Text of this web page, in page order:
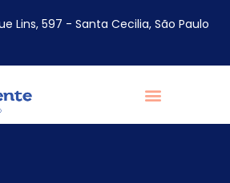
Lins, 597 - Santa Cecilia, São Paulo